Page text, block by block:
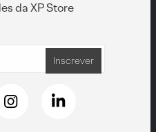
da XP Store
Inscrever